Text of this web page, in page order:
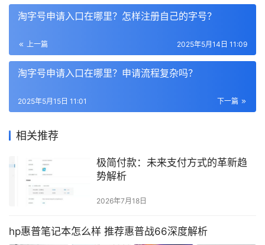
淘字号申请入口在哪里？怎样注册自己的字号？
上一篇 2025年5月14日 11:09
淘字号申请入口在哪里？申请流程复杂吗？
下一篇
2025年5月15日 11:01
相关推荐
极简付款：未来支付方式的革新趋
势解析
2026年7月18日
hp惠普笔记本怎么样 推荐惠普战66深度解析